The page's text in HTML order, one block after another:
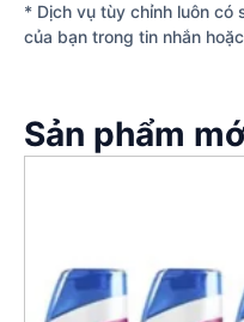
* Dịch vụ tùy chỉnh luôn có
của bạn trong tin nhắn hoặc
Sản phẩm